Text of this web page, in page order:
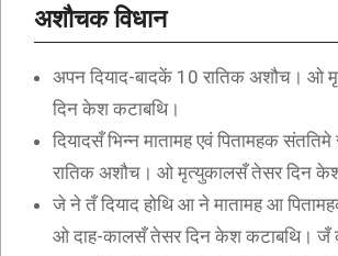
अशौचक विधान
अपन दियाद-बादकें 10 रातिक अशौच। ओ
दिन केश कटाबथि।
दियादसँ भिन्न मातामह एवं पितामहक
रातिक अशौच। ओ मृत्युकालसँ तेसर दिन
जे ने तँ दियाद होथि आ ने मातामह आ
ओ दाह-कालसँ तेसर दिन केश कटाबथि। जँ